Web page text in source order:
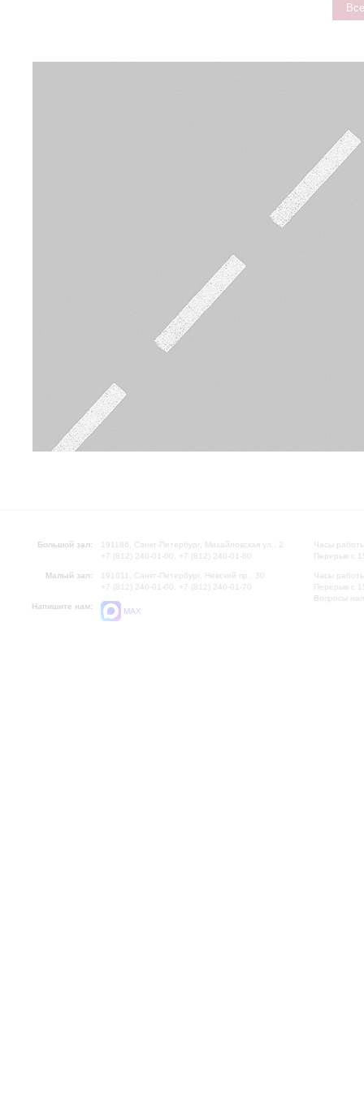
Большой зал:
191186, Санкт-Петербург, Михайловская ул., 2
+7 (812) 240-01-00, +7 (812) 240-01-80
Малый зал:
191011, Санкт-Петербург, Невский пр., 30
+7 (812) 240-01-00, +7 (812) 240-01-70
Напишите нам:
MAX
Часы
Перерыв с
Часы
Перерыв с
Вопросы